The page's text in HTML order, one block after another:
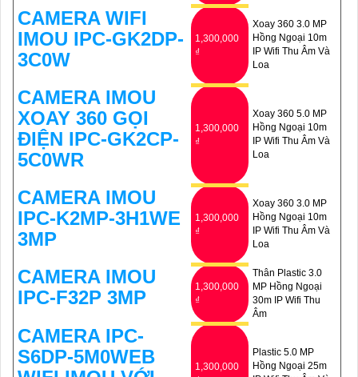
CAMERA WIFI
IMOU IPC-GK2DP-
3C0W
1,300,000
₫
Xoay 360 3.0 MP
Hồng Ngoại 10m
IP Wifi Thu Âm Và
Loa
CAMERA IMOU
XOAY 360 GỌI
ĐIỆN IPC-GK2CP-
5C0WR
1,300,000
₫
Xoay 360 5.0 MP
Hồng Ngoại 10m
IP Wifi Thu Âm Và
Loa
CAMERA IMOU
IPC-K2MP-3H1WE
3MP
1,300,000
₫
Xoay 360 3.0 MP
Hồng Ngoại 10m
IP Wifi Thu Âm Và
Loa
CAMERA IMOU
IPC-F32P 3MP
1,300,000
₫
Thân Plastic 3.0
MP Hồng Ngoại
30m IP Wifi Thu
Âm
CAMERA IPC-
S6DP-5M0WEB
1,300,000
Plastic 5.0 MP
Hồng Ngoại 25m